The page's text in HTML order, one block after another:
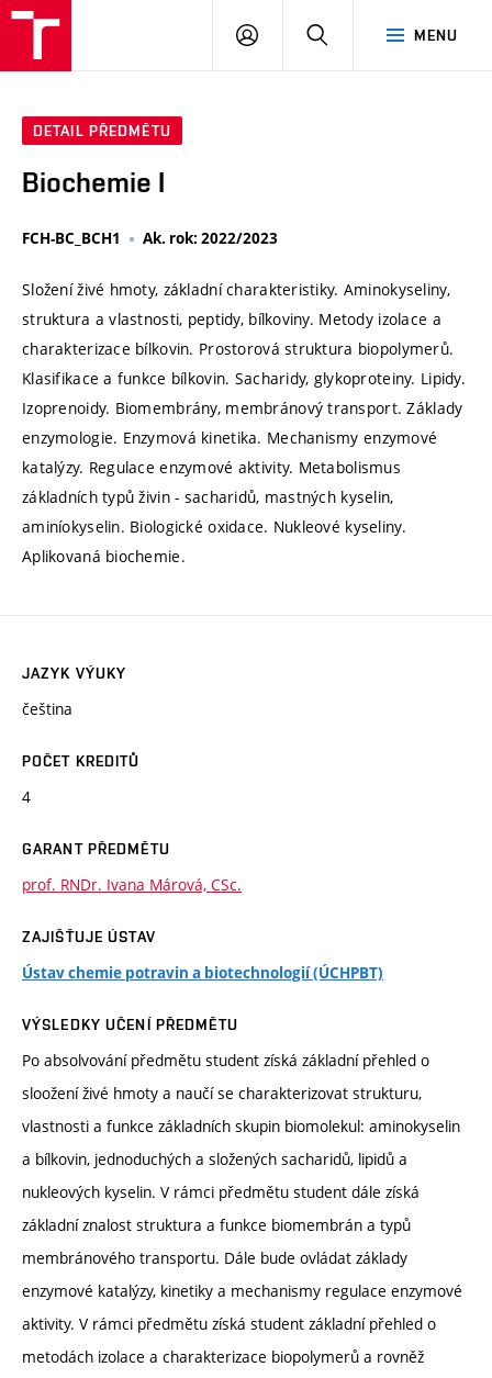
MENU
PŘIHLÁSIT
DETAIL PŘEDMĚTU
Biochemie I
FCH-BC_BCH1 Ak. rok: 2022/2023
Složení živé hmoty, základní charakteristiky. Aminokyseliny,
struktura a vlastnosti, peptidy, bílkoviny. Metody izolace a
charakterizace bílkovin. Prostorová struktura biopolymerů.
Klasifikace a funkce bílkovin. Sacharidy, glykoproteiny. Lipidy.
Izoprenoidy. Biomembrány, membránový transport. Základy
enzymologie. Enzymová kinetika. Mechanismy enzymové
katalýzy. Regulace enzymové aktivity. Metabolismus
základních typů živin - sacharidů, mastných kyselin,
aminíokyselin. Biologické oxidace. Nukleové kyseliny.
Aplikovaná biochemie.
JAZYK VÝUKY
čeština
POČET KREDITŮ
4
GARANT PŘEDMĚTU
prof. RNDr. Ivana Márová, CSc.
ZAJIŠŤUJE ÚSTAV
Ústav chemie potravin a biotechnologií (ÚCHPBT)
VÝSLEDKY UČENÍ PŘEDMĚTU
Po absolvování předmětu student získá základní přehled o
sloožení živé hmoty a naučí se charakterizovat strukturu,
vlastnosti a funkce základních skupin biomolekul: aminokyselin
a bílkovin, jednoduchých a složených sacharidů, lipidů a
nukleových kyselin. V rámci předmětu student dále získá
základní znalost struktura a funkce biomembrán a typů
membránového transportu. Dále bude ovládat základy
enzymové katalýzy, kinetiky a mechanismy regulace enzymové
aktivity. V rámci předmětu získá student základní přehled o
metodách izolace a charakterizace biopolymerů a rovněž